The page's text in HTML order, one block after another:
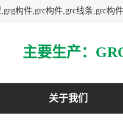
关于我们